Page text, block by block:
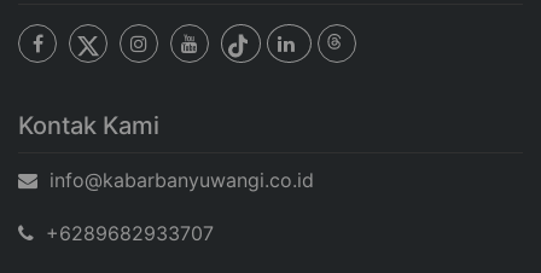
Kontak Kami
info@kabarbanyuwangi.co.id
+6289682933707